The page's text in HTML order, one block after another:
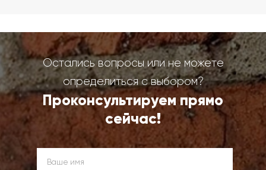
Остались вопросы или не можете
определиться с выбором?
Проконсультируем прямо
сейчас!